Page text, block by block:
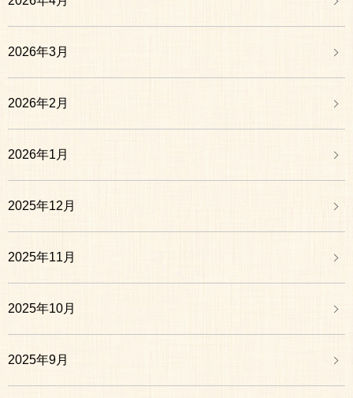
2026年3月
2026年2月
2026年1月
2025年12月
2025年11月
2025年10月
2025年9月